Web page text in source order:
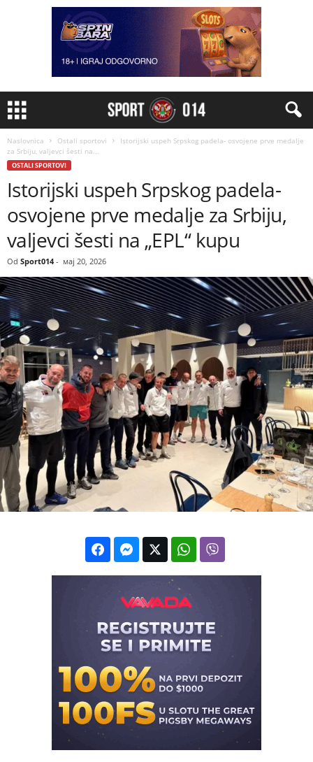
Naslovnica Ostali sportovi
Istorijski uspeh Srpskog padela- osvojene prve medalje
za Srbiju, valjevci šesti na...
OSTALI SPORTOVI
Istorijski uspeh Srpskog padela-
osvojene prve medalje za Srbiju,
valjevci šesti na „EPL“ kupu
Od Sport014- мај 20, 2026